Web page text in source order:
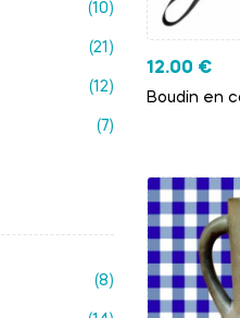
12.00 €
Boudin en
(10)
(21)
(12)
(7)
(8)